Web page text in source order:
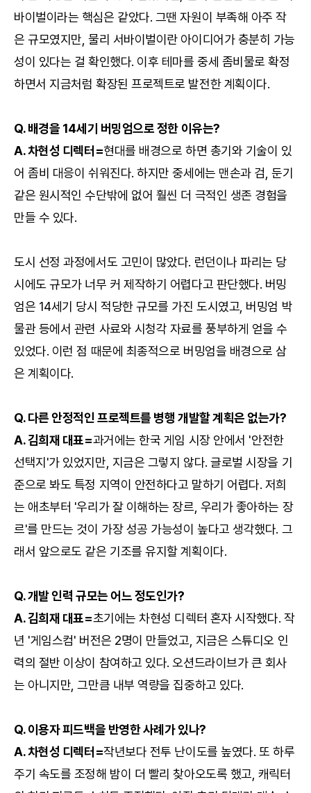
바이벌이라는 핵심은 같았다. 그땐 자원이 부족해 아주 작
은 규모였지만, 물리 서바이벌이란 아이디어가 충분히 가능
성이 있다는 걸 확인했다. 이후 테마를 중세 좀비물로 확정
하면서 지금처럼 확장된 프로젝트로 발전한 계획이다.
Q. 배경을 14세기 버밍엄으로 정한 이유는?
A. 차현성 디렉터=현대를 배경으로 하면 총기와 기술이 있
어 좀비 대응이 쉬워진다. 하지만 중세에는 맨손과 검, 둔기
같은 원시적인 수단밖에 없어 훨씬 더 극적인 생존 경험을
만들 수 있다.
도시 선정 과정에서도 고민이 많았다. 런던이나 파리는 당
시에도 규모가 너무 커 제작하기 어렵다고 판단했다. 버밍
엄은 14세기 당시 적당한 규모를 가진 도시였고, 버밍엄 박
물관 등에서 관련 사료와 시청각 자료를 풍부하게 얻을 수
있었다. 이런 점 때문에 최종적으로 버밍엄을 배경으로 삼
은 계획이다.
Q. 다른 안정적인 프로젝트를 병행 개발할 계획은 없는가?
A. 김희재 대표=과거에는 한국 게임 시장 안에서 '안전한
선택지'가 있었지만, 지금은 그렇지 않다. 글로벌 시장을 기
준으로 봐도 특정 지역이 안전하다고 말하기 어렵다. 저희
는 애초부터 '우리가 잘 이해하는 장르, 우리가 좋아하는 장
르'를 만드는 것이 가장 성공 가능성이 높다고 생각했다. 그
래서 앞으로도 같은 기조를 유지할 계획이다.
Q. 개발 인력 규모는 어느 정도인가?
A. 김희재 대표=초기에는 차현성 디렉터 혼자 시작했다. 작
년 '게임스컴' 버전은 2명이 만들었고, 지금은 스튜디오 인
력의 절반 이상이 참여하고 있다. 오션드라이브가 큰 회사
는 아니지만, 그만큼 내부 역량을 집중하고 있다.
Q. 이용자 피드백을 반영한 사례가 있나?
A. 차현성 디렉터=작년보다 전투 난이도를 높였다. 또 하루
주기 속도를 조정해 밤이 더 빨리 찾아오도록 했고, 캐릭터